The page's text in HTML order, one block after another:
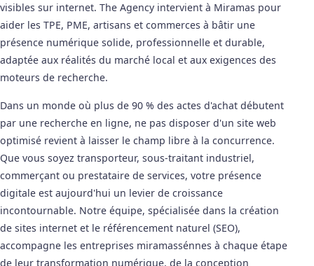
visibles sur internet. The Agency intervient à Miramas pour
aider les TPE, PME, artisans et commerces à bâtir une
présence numérique solide, professionnelle et durable,
adaptée aux réalités du marché local et aux exigences des
moteurs de recherche.
Dans un monde où plus de 90 % des actes d'achat débutent
par une recherche en ligne, ne pas disposer d'un site web
optimisé revient à laisser le champ libre à la concurrence.
Que vous soyez transporteur, sous-traitant industriel,
commerçant ou prestataire de services, votre présence
digitale est aujourd'hui un levier de croissance
incontournable. Notre équipe, spécialisée dans la création
de sites internet et le référencement naturel (SEO),
accompagne les entreprises miramassénnes à chaque étape
de leur transformation numérique, de la conception